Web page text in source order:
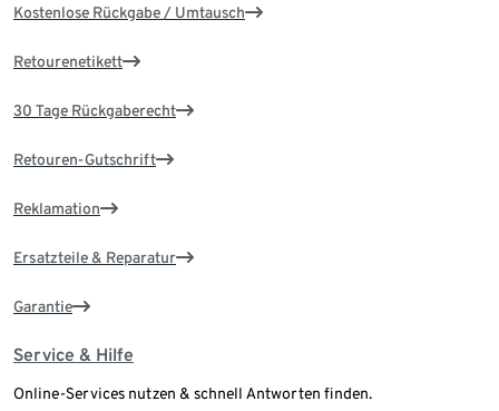
Kostenlose Rückgabe / Umtausch
Retourenetikett
30 Tage Rückgaberecht
Retouren-Gutschrift
Reklamation
Ersatzteile & Reparatur
Garantie
Service & Hilfe
Online-Services nutzen & schnell Antworten finden.